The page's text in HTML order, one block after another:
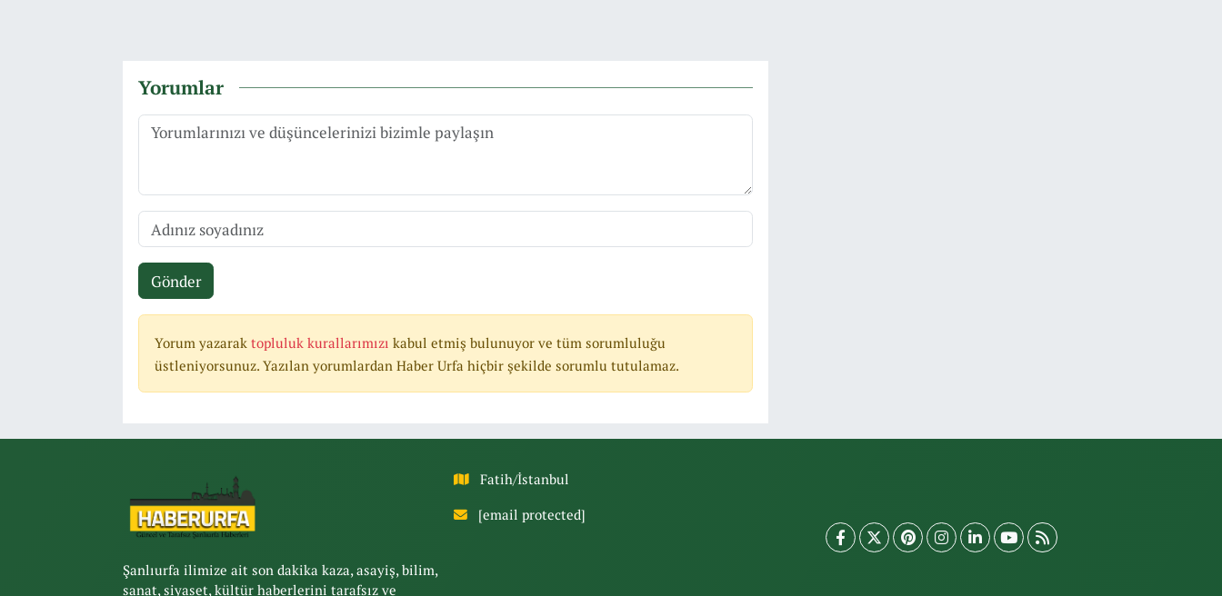
Yorumlar
Gönder
Yorum yazarak topluluk kurallarımızı kabul etmiş bulunuyor ve tüm sorumluluğu
üstleniyorsunuz. Yazılan yorumlardan Haber Urfa hiçbir şekilde sorumlu tutulamaz.
Şanlıurfa ilimize ait son dakika kaza, asayiş, bilim,
sanat, siyaset, kültür haberlerini tarafsız ve
Fatih/İstanbul
[email protected]